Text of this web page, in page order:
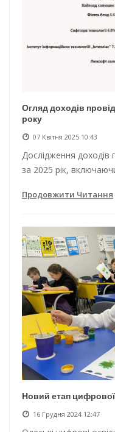
Огляд доходів
року
07 Квітня 2025 10:43
Дослідження доходів
за 2025 рік,
Продовжити Читання
Новий етап цифрової
16 Грудня 2024 12:47